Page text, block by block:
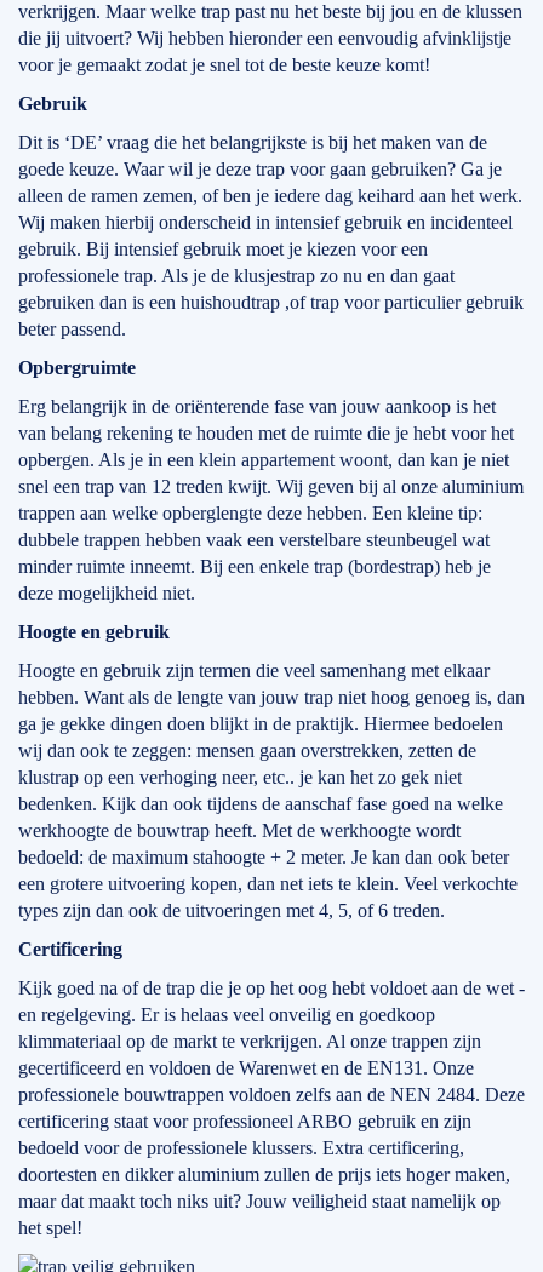
verkrijgen. Maar welke trap past nu het beste bij jou en de klussen
die jij uitvoert? Wij hebben hieronder een eenvoudig afvinklijstje
voor je gemaakt zodat je snel tot de beste keuze komt!
Gebruik
Dit is ‘DE’ vraag die het belangrijkste is bij het maken van de
goede keuze. Waar wil je deze trap voor gaan gebruiken? Ga je
alleen de ramen zemen, of ben je iedere dag keihard aan het werk.
Wij maken hierbij onderscheid in intensief gebruik en incidenteel
gebruik. Bij intensief gebruik moet je kiezen voor een
professionele trap. Als je de klusjestrap zo nu en dan gaat
gebruiken dan is een huishoudtrap ,of trap voor particulier gebruik
beter passend.
Opbergruimte
Erg belangrijk in de oriënterende fase van jouw aankoop is het
van belang rekening te houden met de ruimte die je hebt voor het
opbergen. Als je in een klein appartement woont, dan kan je niet
snel een trap van 12 treden kwijt. Wij geven bij al onze aluminium
trappen aan welke opberglengte deze hebben. Een kleine tip:
dubbele trappen hebben vaak een verstelbare steunbeugel wat
minder ruimte inneemt. Bij een enkele trap (bordestrap) heb je
deze mogelijkheid niet.
Hoogte en gebruik
Hoogte en gebruik zijn termen die veel samenhang met elkaar
hebben. Want als de lengte van jouw trap niet hoog genoeg is, dan
ga je gekke dingen doen blijkt in de praktijk. Hiermee bedoelen
wij dan ook te zeggen: mensen gaan overstrekken, zetten de
klustrap op een verhoging neer, etc.. je kan het zo gek niet
bedenken. Kijk dan ook tijdens de aanschaf fase goed na welke
werkhoogte de bouwtrap heeft. Met de werkhoogte wordt
bedoeld: de maximum stahoogte + 2 meter. Je kan dan ook beter
een grotere uitvoering kopen, dan net iets te klein. Veel verkochte
types zijn dan ook de uitvoeringen met 4, 5, of 6 treden.
Certificering
Kijk goed na of de trap die je op het oog hebt voldoet aan de wet -
en regelgeving. Er is helaas veel onveilig en goedkoop
klimmateriaal op de markt te verkrijgen. Al onze trappen zijn
gecertificeerd en voldoen de Warenwet en de EN131. Onze
professionele bouwtrappen voldoen zelfs aan de NEN 2484. Deze
certificering staat voor professioneel ARBO gebruik en zijn
bedoeld voor de professionele klussers. Extra certificering,
doortesten en dikker aluminium zullen de prijs iets hoger maken,
maar dat maakt toch niks uit? Jouw veiligheid staat namelijk op
het spel!